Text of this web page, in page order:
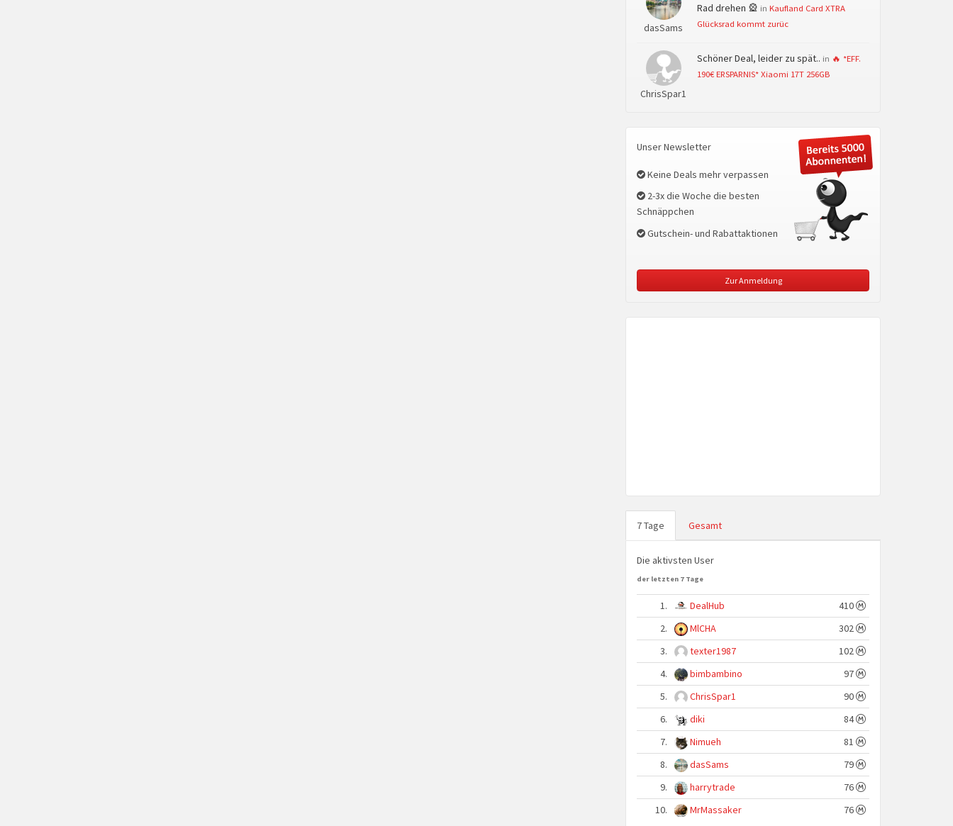
dasSams
Rad drehen 🎡 in Kaufland Card XTRA
Glücksrad kommt zurüc
ChrisSpar1
Schöner Deal, leider zu spät.. in 🔥 *EFF.
190€ ERSPARNIS* Xiaomi 17T 256GB
Unser Newsletter
Keine Deals mehr verpassen
2-3x die Woche die besten
Schnäppchen
Gutschein- und Rabattaktionen
Zur Anmeldung
7 Tage Gesamt
Die aktivsten User
der letzten 7 Tage
1. DealHub
410
2.
MlCHA
302
3.
texter1987
102
4.
bimbambino
97
5.
ChrisSpar1
90
6.
diki
84
7.
Nimueh
81
8.
dasSams
79
9.
harrytrade
76
10.
MrMassaker 76